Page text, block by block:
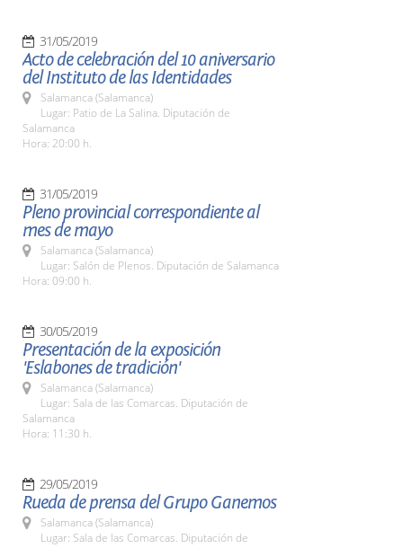
31/05/2019
Acto de celebración del 10 aniversario
del Instituto de las Identidades
Salamanca (Salamanca)
Lugar: Patio de La Salina. Diputación de
Salamanca
Hora: 20:00 h.
31/05/2019
Pleno provincial correspondiente al
mes de mayo
Salamanca (Salamanca)
Lugar: Salón de Plenos. Diputación de Salamanca
Hora: 09:00 h.
30/05/2019
Presentación de la exposición
'Eslabones de tradición'
Salamanca (Salamanca)
Lugar: Sala de las Comarcas. Diputación de
Salamanca
Hora: 11:30 h.
29/05/2019
Rueda de prensa del Grupo Ganemos
Salamanca (Salamanca)
Lugar: Sala de las Comarcas. Diputación de